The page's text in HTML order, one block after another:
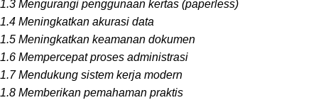
1.3 Mengurangi penggunaan kertas (paperless)
1.4 Meningkatkan akurasi data
1.5 Meningkatkan keamanan dokumen
1.6 Mempercepat proses administrasi
1.7 Mendukung sistem kerja modern
1.8 Memberikan pemahaman praktis